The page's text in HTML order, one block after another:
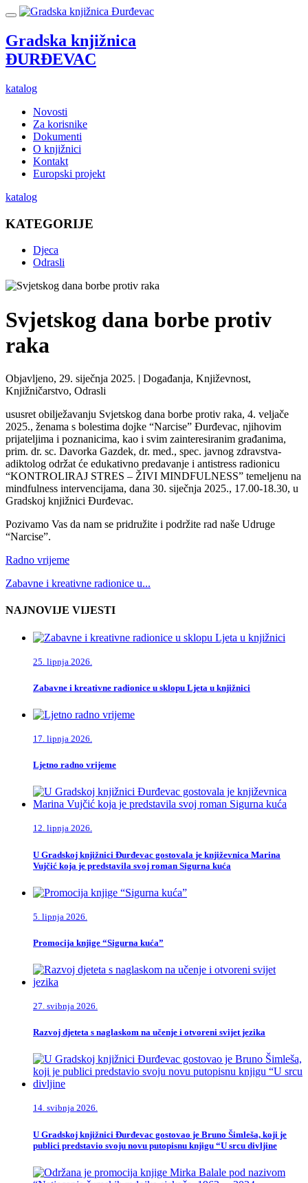
Gradska knjižnica
ĐURĐEVAC
katalog
Novosti
Za korisnike
Dokumenti
O knjižnici
Kontakt
Europski projekt
katalog
KATEGORIJE
Djeca
Odrasli
Svjetskog dana borbe protiv
raka
Objavljeno, 29. siječnja 2025. | Događanja, Književnost,
Knjižničarstvo, Odrasli
ususret obilježavanju Svjetskog dana borbe protiv raka, 4. veljače
2025., ženama s bolestima dojke “Narcise” Đurđevac, njihovim
prijateljima i poznanicima, kao i svim zainteresiranim građanima,
prim. dr. sc. Davorka Gazdek, dr. med., spec. javnog zdravstva-
adiktolog održat će edukativno predavanje i antistress radionicu
“KONTROLIRAJ STRES – ŽIVI MINDFULNESS” temeljenu na
mindfulness intervencijama, dana 30. siječnja 2025., 17.00-18.30, u
Gradskoj knjižnici Đurđevac.
Pozivamo Vas da nam se pridružite i podržite rad naše Udruge
“Narcise”.
Radno vrijeme
Zabavne i kreativne radionice u...
NAJNOVIJE VIJESTI
25. lipnja 2026.
Zabavne i kreativne radionice u sklopu Ljeta u knjižnici
17. lipnja 2026.
Ljetno radno vrijeme
12. lipnja 2026.
U Gradskoj knjižnici Đurđevac gostovala je književnica Marina
Vujčić koja je predstavila svoj roman Sigurna kuća
5. lipnja 2026.
Promocija knjige “Sigurna kuća”
27. svibnja 2026.
Razvoj djeteta s naglaskom na učenje i otvoreni svijet jezika
14. svibnja 2026.
U Gradskoj knjižnici Đurđevac gostovao je Bruno Šimleša, koji je
publici predstavio svoju novu putopisnu knjigu “U srcu divljine